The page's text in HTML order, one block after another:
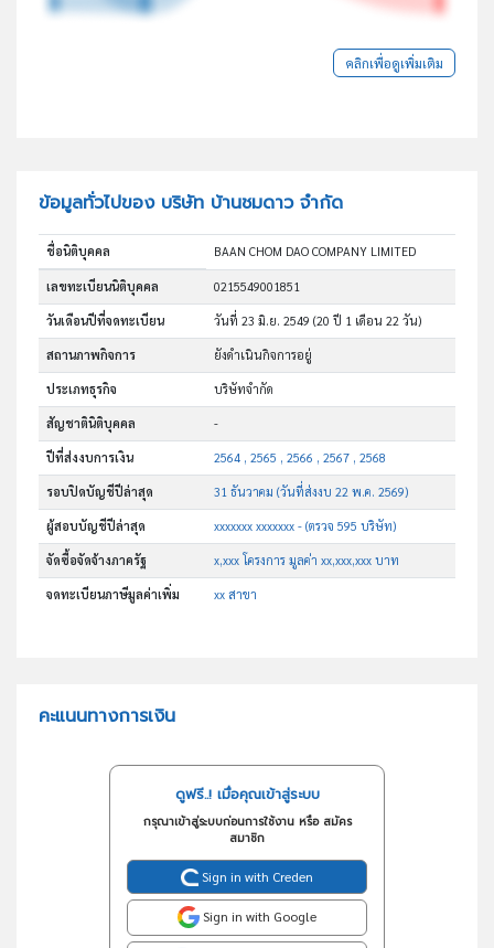
คลิกเพื่อดูเพิ่มเติม
ข้อมูลทั่วไปของ บริษัท บ้านชมดาว จำกัด
ชื่อนิติบุคคล BAAN CHOM DAO COMPANY LIMITED
เลขทะเบียนนิติบุคคล 0215549001851
วันเดือนปีที่จดทะเบียน วันที่ 23 มิ.ย. 2549(20 ปี 1 เดือน 22 วัน)
สถานภาพกิจการ ยังดำเนินกิจการอยู่
ประเภทธุรกิจ บริษัทจำกัด
สัญชาตินิติบุคคล -
ปีที่ส่งงบการเงิน 2564 , 2565 , 2566 , 2567 , 2568
รอบปิดบัญชีปีล่าสุด 31 ธันวาคม (วันที่ส่งงบ 22 พ.ค. 2569)
ผู้สอบบัญชีปีล่าสุด xxxxxxx xxxxxxx - (ตรวจ 595 บริษัท)
จัดซื้อจัดจ้างภาครัฐ x,xxx โครงการ มูลค่า xx,xxx,xxx บาท
จดทะเบียนภาษีมูลค่าเพิ่ม xx สาขา
คะแนนทางการเงิน
ดูฟรี..! เมื่อคุณเข้าสู่ระบบ
กรุณาเข้าสู่ระบบก่อนการใช้งาน หรือ สมัคร
สมาชิก
Sign in with Creden
Sign in with Google